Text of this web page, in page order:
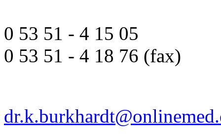
0 53 51 - 4 15 05
0 53 51 - 4 18 76 (fax)